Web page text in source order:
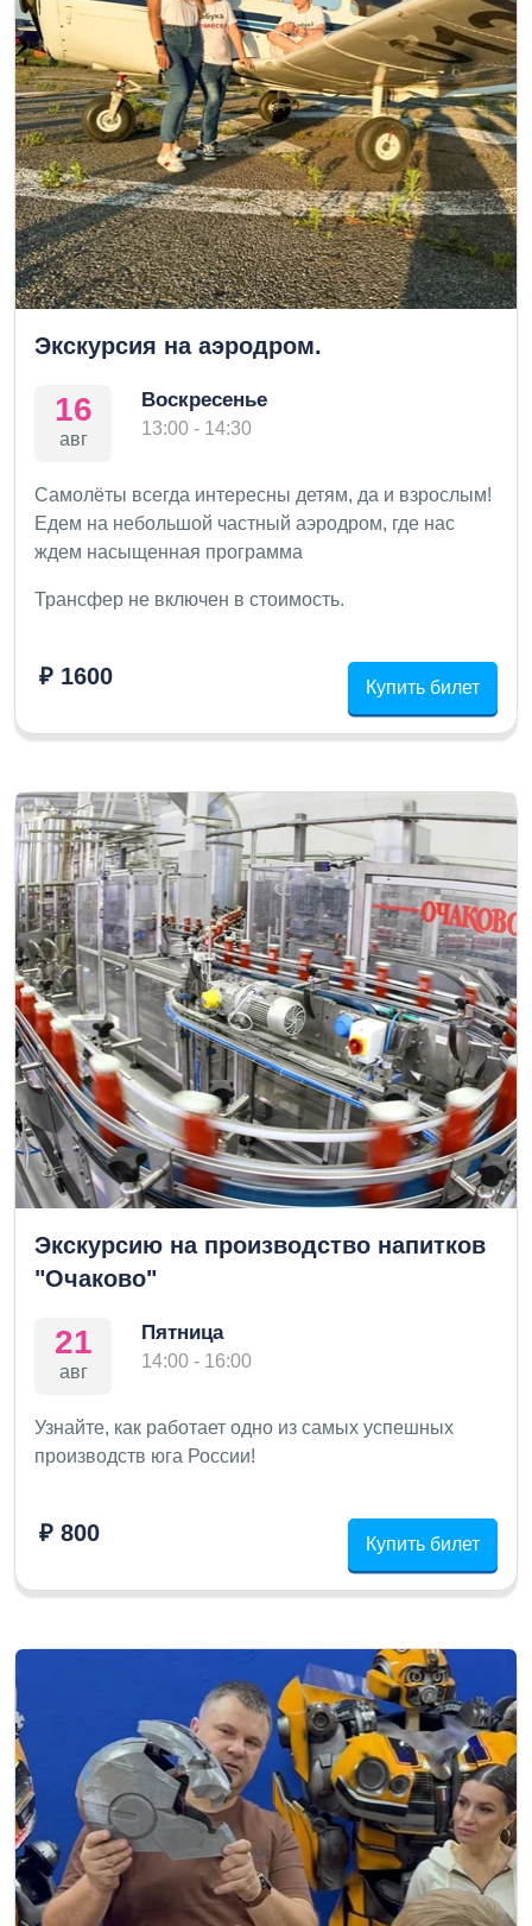
Экскурсия на аэродром.
16
авг
Воскресенье
13:00 - 14:30
Самолёты всегда интересны детям, да и взрослым!
Едем на небольшой частный аэродром, где нас
ждем насыщенная программа
Трансфер не включен в стоимость.
₽ 1600 Купить билет
Экскурсию на производство напитков
"Очаково"
21
авг
Пятница
14:00 - 16:00
Узнайте, как работает одно из самых успешных
производств юга России!
₽ 800 Купить билет